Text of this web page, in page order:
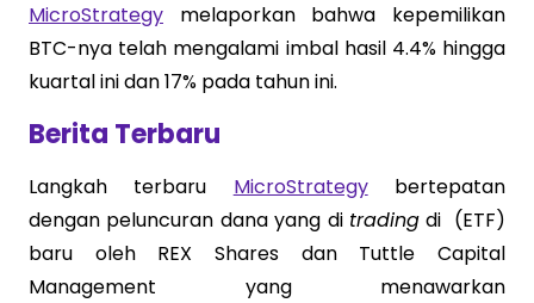
MicroStrategy melaporkan bahwa kepemilikan
BTC-nya telah mengalami imbal hasil 4.4% hingga
kuartal ini dan 17% pada tahun ini.
Berita Terbaru
Langkah terbaru MicroStrategybertepatan
dengan peluncuran dana yang di tradingdi (ETF)
baru oleh REX Shares dan Tuttle Capital
Management yang menawarkan